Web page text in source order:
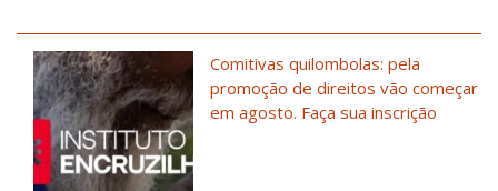
Comitivas quilombolas: pela
promoção de direitos vão começar
em agosto. Faça sua inscrição